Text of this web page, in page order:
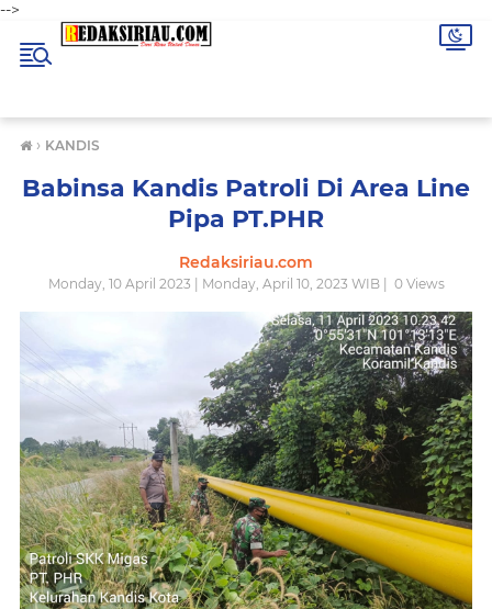
-->
› KANDIS
Babinsa Kandis Patroli Di Area Line
Pipa PT.PHR
Redaksiriau.com
Monday, 10 April 2023 | Monday, April 10, 2023 WIB | 0Views